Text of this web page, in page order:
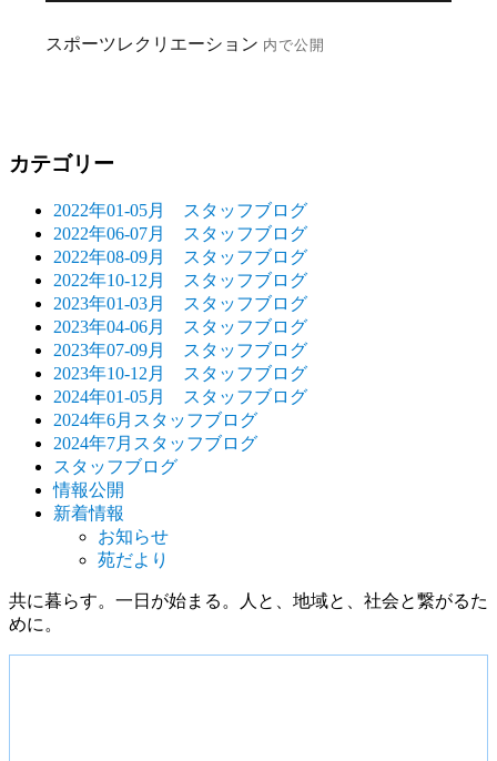
日:
サ
稿
ゲ
ー
シ
ョ
ン
スポーツレクリエーション 内で公開
カテゴリー
2022年01-05月 スタッフブログ
2022年06-07月 スタッフブログ
2022年08-09月 スタッフブログ
2022年10-12月 スタッフブログ
2023年01-03月 スタッフブログ
2023年04-06月 スタッフブログ
2023年07-09月 スタッフブログ
2023年10-12月 スタッフブログ
2024年01-05月 スタッフブログ
2024年6月スタッフブログ
2024年7月スタッフブログ
スタッフブログ
情報公開
新着情報
お知らせ
苑だより
共に暮らす。一日が始まる。
人と、地域と、社会と繋がるた
めに。